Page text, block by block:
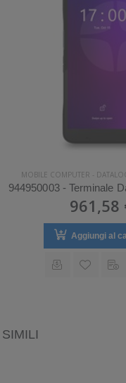
MOBILE COMPUTER -
961,58
Aggiungi al